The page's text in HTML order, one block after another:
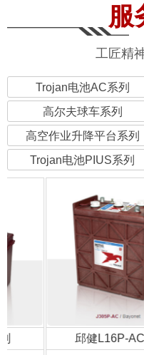
服
工匠精
Trojan电池AC系列
高尔夫球车系列
高空作业升降平台系列
Trojan电池PIUS系列
邱健L16P-AC系列